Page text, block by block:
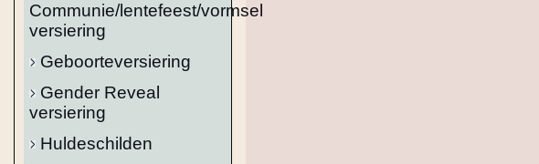
Communie/lentefeest/vormsel
versiering
Geboorteversiering
Gender Reveal
versiering
Huldeschilden